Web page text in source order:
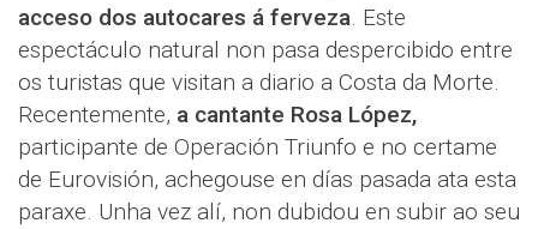
acceso dos autocares á ferveza. Este
espectáculo natural non pasa despercibido entre
os turistas que visitan a diario a Costa da Morte.
Recentemente, a cantante Rosa López,
participante de Operación Triunfo e no certame
de Eurovisión, achegouse en días pasada ata esta
paraxe. Unha vez alí, non dubidou en subir ao seu